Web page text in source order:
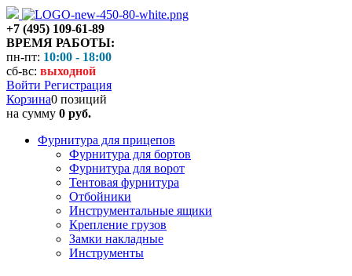
+7 (495) 109-61-89
ВРЕМЯ РАБОТЫ:
пн-пт: 10:00 - 18:00
сб-вс: выходной
Войти Регистрация
Корзина0 позиций
на сумму 0 руб.
Фурнитура для прицепов
Фурнитура для бортов
Фурнитура для ворот
Тентовая фурнитура
Отбойники
Инструментальные ящики
Крепление грузов
Замки накладные
Инструменты